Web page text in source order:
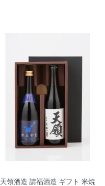
天領酒造 請福酒造 ギフト 米焼